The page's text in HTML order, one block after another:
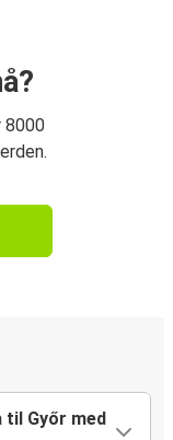
8000
Győr med